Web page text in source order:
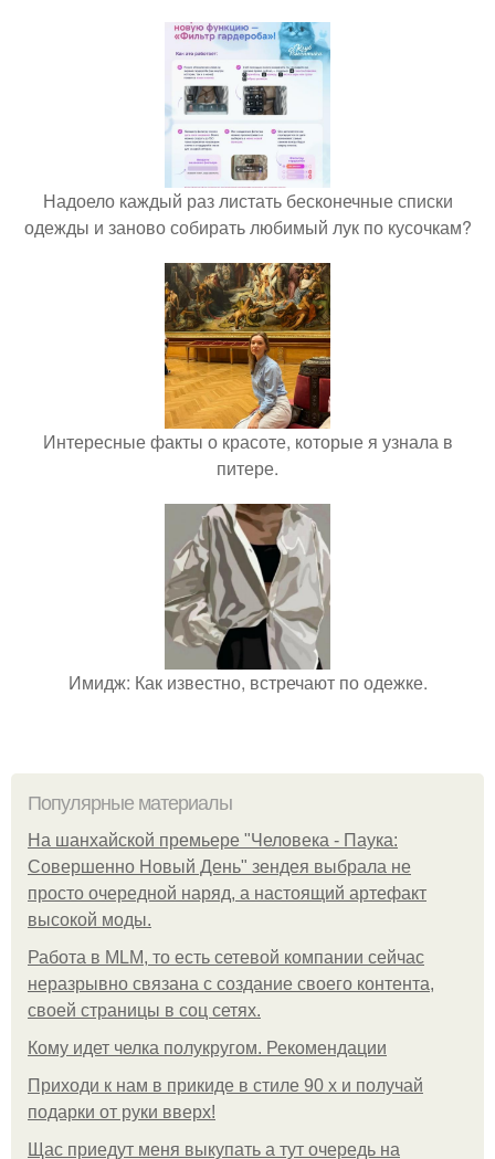
Надоело каждый раз листать бесконечные списки
одежды и заново собирать любимый лук по кусочкам?
Интересные факты о красоте, которые я узнала в
питере.
Имидж: Как известно, встречают по одежке.
Популярные материалы
На шанхайской премьере "Человека - Паука:
Совершенно Новый День" зендея выбрала не
просто очередной наряд, а настоящий артефакт
высокой моды.
Работа в MLM, то есть сетевой компании сейчас
неразрывно связана с создание своего контента,
своей страницы в соц сетях.
Кому идет челка полукругом. Рекомендации
Приходи к нам в прикиде в стиле 90 х и получай
подарки от руки вверх!
Щас приедут меня выкупать а тут очередь на